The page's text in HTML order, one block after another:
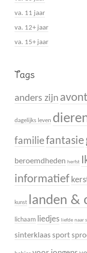
va. 11 jaar
va. 12+ jaar
va. 15+ jaar
Tags
anders zijn
dagelijks leven
familiefantasie
beroemdheden herfst
informatief
kunst landen &
lichaam liedjes liefde naar
sinterklaas sport